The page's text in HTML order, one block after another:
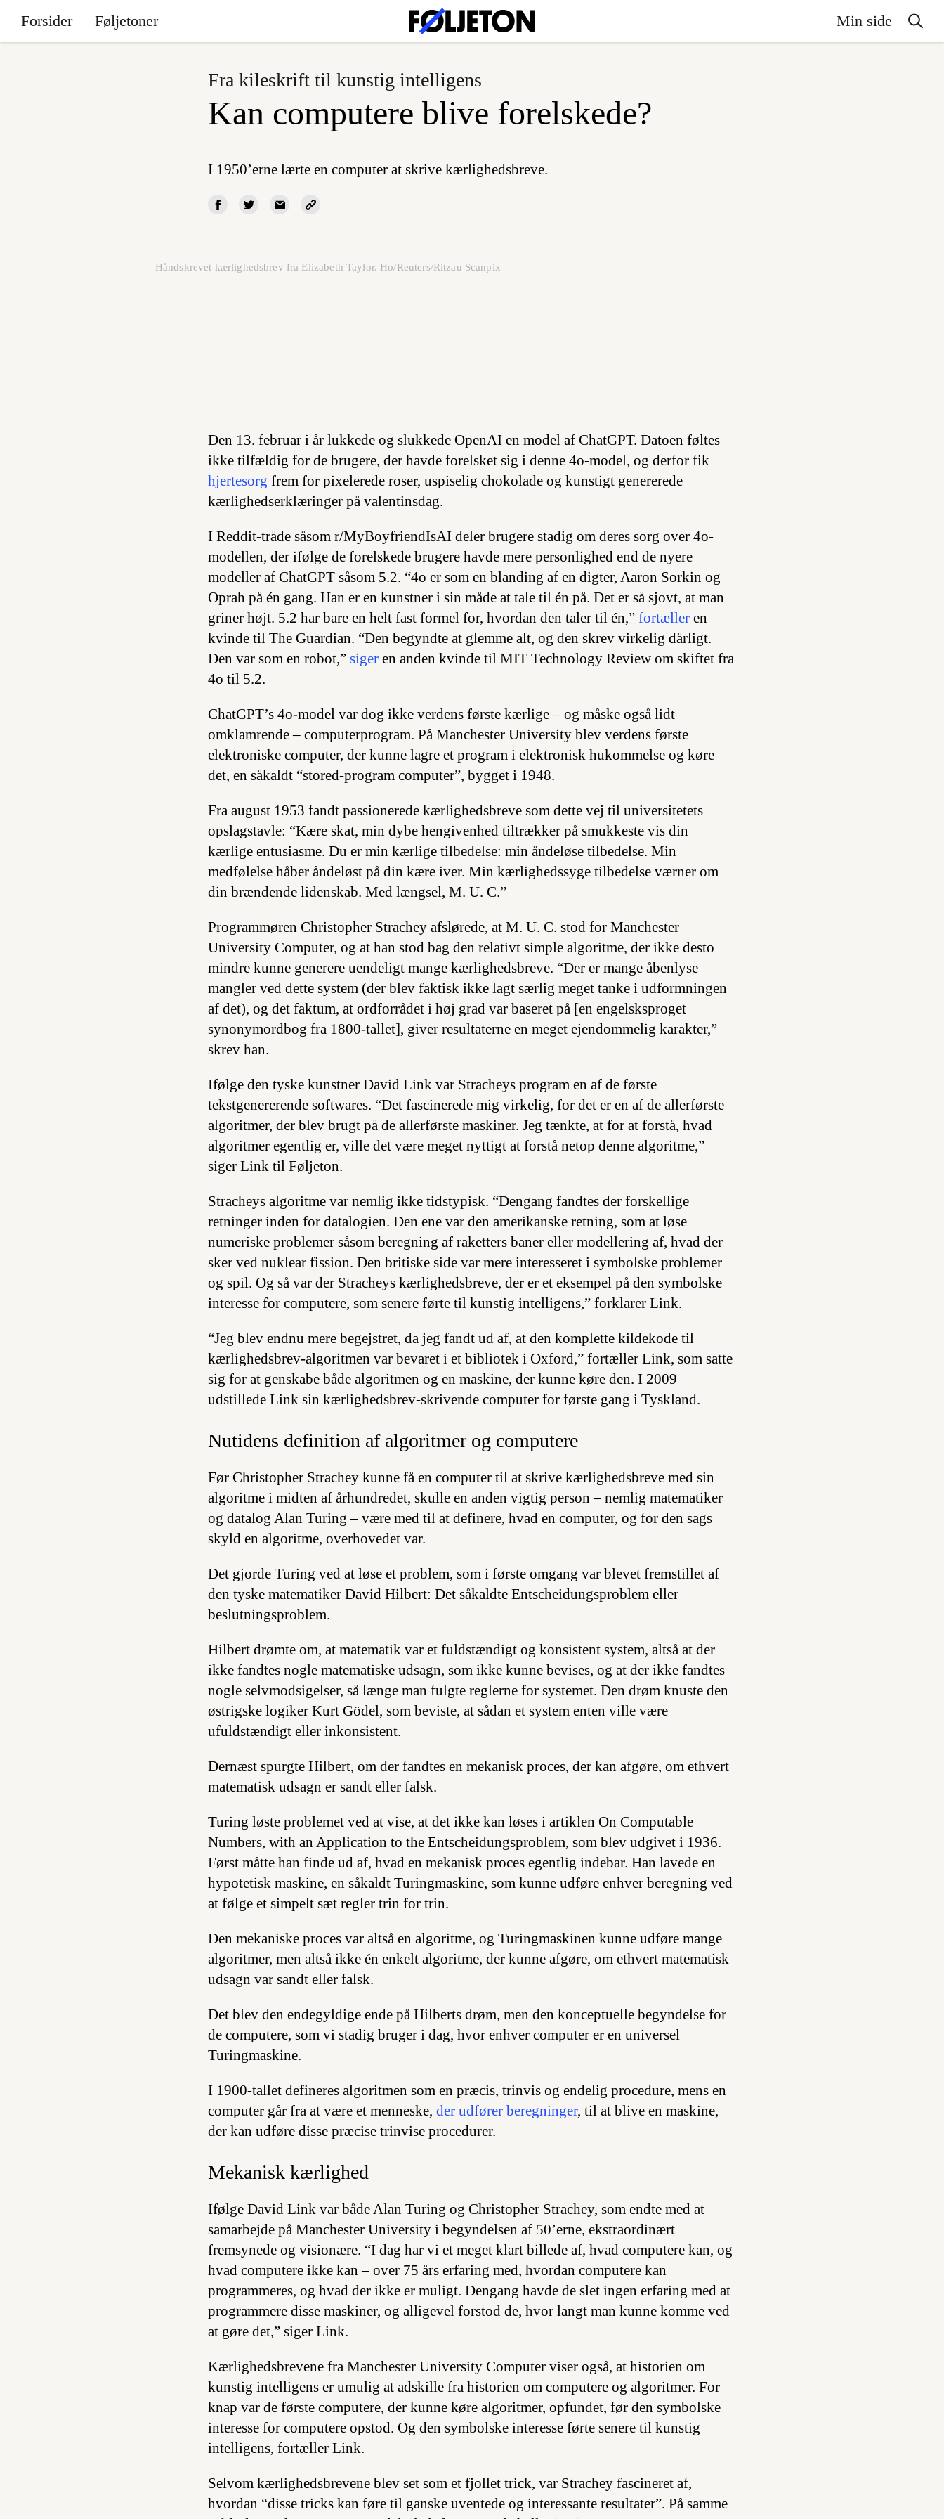
Forsider Føljetoner Min side
Fra kileskrift til kunstig intelligens
Kan computere blive forelskede?
I 1950’erne lærte en computer at skrive kærlighedsbreve.
Håndskrevet kærlighedsbrev fra Elizabeth Taylor. Ho/Reuters/Ritzau Scanpix
Den 13. februar i år lukkede og slukkede OpenAI en model af ChatGPT. Datoen føltes
ikke tilfældig for de brugere, der havde forelsket sig i denne 4o-model, og derfor fik
hjertesorg frem for pixelerede roser, uspiselig chokolade og kunstigt genererede
kærlighedserklæringer på valentinsdag.
I Reddit-tråde såsom r/MyBoyfriendIsAI deler brugere stadig om deres sorg over 4o-
modellen, der ifølge de forelskede brugere havde mere personlighed end de nyere
modeller af ChatGPT såsom 5.2. “4o er som en blanding af en digter, Aaron Sorkin og
Oprah på én gang. Han er en kunstner i sin måde at tale til én på. Det er så sjovt, at man
griner højt. 5.2 har bare en helt fast formel for, hvordan den taler til én,” fortæller en
kvinde til The Guardian. “Den begyndte at glemme alt, og den skrev virkelig dårligt.
Den var som en robot,” siger en anden kvinde til MIT Technology Review om skiftet fra
4o til 5.2.
ChatGPT’s 4o-model var dog ikke verdens første kærlige – og måske også lidt
omklamrende – computerprogram. På Manchester University blev verdens første
elektroniske computer, der kunne lagre et program i elektronisk hukommelse og køre
det, en såkaldt “stored-program computer”, bygget i 1948.
Fra august 1953 fandt passionerede kærlighedsbreve som dette vej til universitetets
opslagstavle: “Kære skat, min dybe hengivenhed tiltrækker på smukkeste vis din
kærlige entusiasme. Du er min kærlige tilbedelse: min åndeløse tilbedelse. Min
medfølelse håber åndeløst på din kære iver. Min kærlighedssyge tilbedelse værner om
din brændende lidenskab. Med længsel, M. U. C.”
Programmøren Christopher Strachey afslørede, at M. U. C. stod for Manchester
University Computer, og at han stod bag den relativt simple algoritme, der ikke desto
mindre kunne generere uendeligt mange kærlighedsbreve. “Der er mange åbenlyse
mangler ved dette system (der blev faktisk ikke lagt særlig meget tanke i udformningen
af det), og det faktum, at ordforrådet i høj grad var baseret på [en engelsksproget
synonymordbog fra 1800-tallet], giver resultaterne en meget ejendommelig karakter,”
skrev han.
Ifølge den tyske kunstner David Link var Stracheys program en af de første
tekstgenererende softwares. “Det fascinerede mig virkelig, for det er en af de allerførste
algoritmer, der blev brugt på de allerførste maskiner. Jeg tænkte, at for at forstå, hvad
algoritmer egentlig er, ville det være meget nyttigt at forstå netop denne algoritme,”
siger Link til Føljeton.
Stracheys algoritme var nemlig ikke tidstypisk. “Dengang fandtes der forskellige
retninger inden for datalogien. Den ene var den amerikanske retning, som at løse
numeriske problemer såsom beregning af raketters baner eller modellering af, hvad der
sker ved nuklear fission. Den britiske side var mere interesseret i symbolske problemer
og spil. Og så var der Stracheys kærlighedsbreve, der er et eksempel på den symbolske
interesse for computere, som senere førte til kunstig intelligens,” forklarer Link.
“Jeg blev endnu mere begejstret, da jeg fandt ud af, at den komplette kildekode til
kærlighedsbrev-algoritmen var bevaret i et bibliotek i Oxford,” fortæller Link, som satte
sig for at genskabe både algoritmen og en maskine, der kunne køre den. I 2009
udstillede Link sin kærlighedsbrev-skrivende computer for første gang i Tyskland.
Nutidens definition af algoritmer og computere
Før Christopher Strachey kunne få en computer til at skrive kærlighedsbreve med sin
algoritme i midten af århundredet, skulle en anden vigtig person – nemlig matematiker
og datalog Alan Turing – være med til at definere, hvad en computer, og for den sags
skyld en algoritme, overhovedet var.
Det gjorde Turing ved at løse et problem, som i første omgang var blevet fremstillet af
den tyske matematiker David Hilbert: Det såkaldte Entscheidungsproblem eller
beslutningsproblem.
Hilbert drømte om, at matematik var et fuldstændigt og konsistent system, altså at der
ikke fandtes nogle matematiske udsagn, som ikke kunne bevises, og at der ikke fandtes
nogle selvmodsigelser, så længe man fulgte reglerne for systemet. Den drøm knuste den
østrigske logiker Kurt Gödel, som beviste, at sådan et system enten ville være
ufuldstændigt eller inkonsistent.
Dernæst spurgte Hilbert, om der fandtes en mekanisk proces, der kan afgøre, om ethvert
matematisk udsagn er sandt eller falsk.
Turing løste problemet ved at vise, at det ikke kan løses i artiklen On Computable
Numbers, with an Application to the Entscheidungsproblem, som blev udgivet i 1936.
Først måtte han finde ud af, hvad en mekanisk proces egentlig indebar. Han lavede en
hypotetisk maskine, en såkaldt Turingmaskine, som kunne udføre enhver beregning ved
at følge et simpelt sæt regler trin for trin.
Den mekaniske proces var altså en algoritme, og Turingmaskinen kunne udføre mange
algoritmer, men altså ikke én enkelt algoritme, der kunne afgøre, om ethvert matematisk
udsagn var sandt eller falsk.
Det blev den endegyldige ende på Hilberts drøm, men den konceptuelle begyndelse for
de computere, som vi stadig bruger i dag, hvor enhver computer er en universel
Turingmaskine.
I 1900-tallet defineres algoritmen som en præcis, trinvis og endelig procedure, mens en
computer går fra at være et menneske, der udfører beregninger, til at blive en maskine,
der kan udføre disse præcise trinvise procedurer.
Mekanisk kærlighed
Ifølge David Link var både Alan Turing og Christopher Strachey, som endte med at
samarbejde på Manchester University i begyndelsen af 50’erne, ekstraordinært
fremsynede og visionære. “I dag har vi et meget klart billede af, hvad computere kan, og
hvad computere ikke kan – over 75 års erfaring med, hvordan computere kan
programmeres, og hvad der ikke er muligt. Dengang havde de slet ingen erfaring med at
programmere disse maskiner, og alligevel forstod de, hvor langt man kunne komme ved
at gøre det,” siger Link.
Kærlighedsbrevene fra Manchester University Computer viser også, at historien om
kunstig intelligens er umulig at adskille fra historien om computere og algoritmer. For
knap var de første computere, der kunne køre algoritmer, opfundet, før den symbolske
interesse for computere opstod. Og den symbolske interesse førte senere til kunstig
intelligens, fortæller Link.
Selvom kærlighedsbrevene blev set som et fjollet trick, var Strachey fascineret af,
hvordan “disse tricks kan føre til ganske uventede og interessante resultater”. På samme